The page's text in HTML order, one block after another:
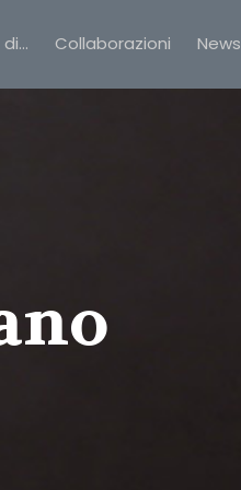
di… Collaborazioni News